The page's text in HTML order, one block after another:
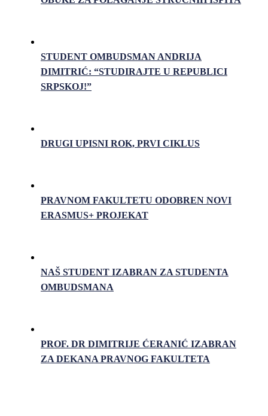
STUDENT OMBUDSMAN ANDRIJA
DIMITRIĆ: “STUDIRAJTE U REPUBLICI
SRPSKOJ!”
DRUGI UPISNI ROK, PRVI CIKLUS
PRAVNOM FAKULTETU ODOBREN NOVI
ERASMUS+ PROJEKAT
NAŠ STUDENT IZABRAN ZA STUDENTA
OMBUDSMANA
PROF. DR DIMITRIJE ĆERANIĆ IZABRAN
ZA DEKANA PRAVNOG FAKULTETA